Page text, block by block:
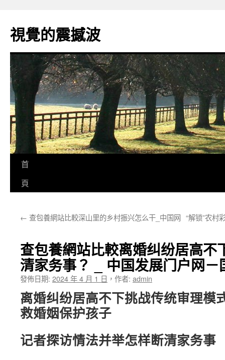
主
要
視覺的震撼波
首
頁
← 查包養網站比較深山里的乡村振兴怎么干_中国网 “解锁”农村
查包養網站比較离婚纠纷居高不
清家务事？ _ 中国发展门户网－
發佈日期: 2024 年 4 月 1 日 ， 作者: admin
离婚纠纷居高不下挑战传统审理模
救婚姻保护孩子
记者探访情法并举怎样断清家务事